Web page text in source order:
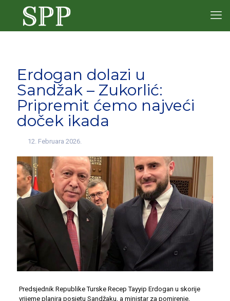
Erdogan dolazi u
Sandžak – Zukorlić:
Pripremit ćemo najveći
doček ikada
12. Februara 2026.
Predsjednik Republike Turske Recep Tayyip Erdogan u skorije
vrijeme planira posjetu Sandžaku, a ministar za pomirenje,